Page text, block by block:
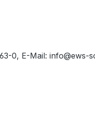
0, E-Mail: info@ews-